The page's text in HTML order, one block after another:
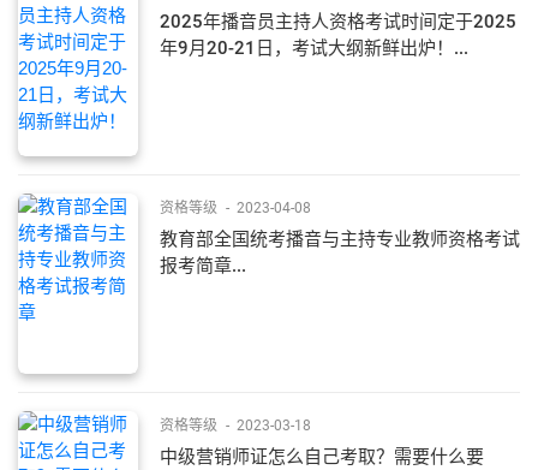
2025年播音员主持人资格考试时间定于2025
年9月20-21日，考试大纲新鲜出炉！...
资格等级 - 2023-04-08
教育部全国统考播音与主持专业教师资格考试
报考简章...
资格等级 - 2023-03-18
中级营销师证怎么自己考取？需要什么要